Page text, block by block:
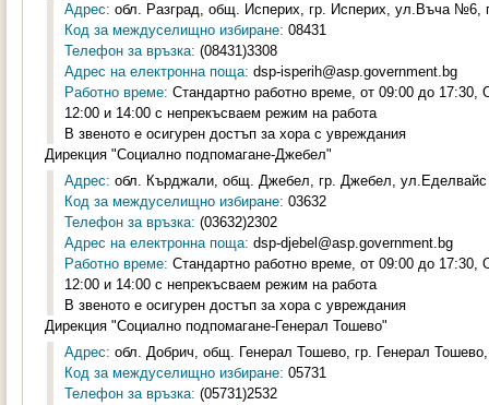
Адрес: обл. Разград, общ. Исперих, гр. Исперих, ул.Въча №6,
Код за междуселищно избиране: 08431
Телефон за връзка: (08431)3308
Адрес на електронна поща: dsp-isperih@asp.government.bg
Работно време: Стандартно работно време, от 09:00 до
12:00 и 14:00 с непрекъсваем режим на работа
В звеното е осигурен достъп за хора с увреждания
Дирекция "Социално подпомагане-Джебел"
Адрес: обл. Кърджали, общ. Джебел, гр. Джебел,
Код за междуселищно избиране: 03632
Телефон за връзка: (03632)2302
Адрес на електронна поща: dsp-djebel@asp.government.bg
Работно време: Стандартно работно време, от 09:00 до
12:00 и 14:00 с непрекъсваем режим на работа
В звеното е осигурен достъп за хора с увреждания
Дирекция "Социално подпомагане-Генерал Тошево"
Адрес: обл. Добрич, общ. Генерал Тошево, гр. Генерал
Код за междуселищно избиране: 05731
Телефон за връзка: (05731)2532